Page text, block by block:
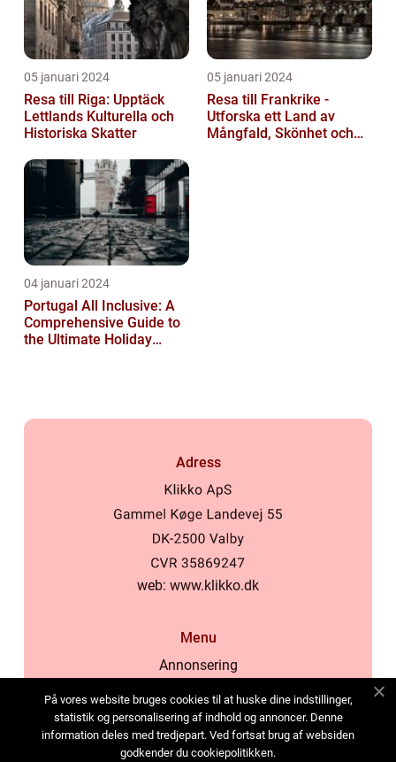
05 januari 2024
Resa till Riga: Upptäck
Lettlands Kulturella och
Historiska Skatter
05 januari 2024
Resa till Frankrike -
Utforska ett Land av
Mångfald, Skönhet och
04 januari 2024
Portugal All Inclusive: A
Comprehensive Guide to
the Ultimate Holiday
Adress
web: www.klikko.dk
Menu
Annonsering
Cookies
Kontakta oss
På vores website bruges cookies til at huske dine indstillinger,
statistik og personalisering af indhold og annoncer. Denne
information deles med tredjepart. Ved fortsat brug af websiden
godkender du cookiepolitikken.